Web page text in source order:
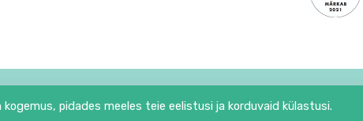
Lehte haldab:89
pidades meeles teie eelistusi ja korduvaid külastusi.
€/kg
12.30€
Lisa korvi